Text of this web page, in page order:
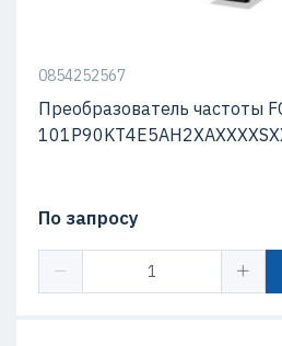
0854252567
Преобразователь частоты
По запросу